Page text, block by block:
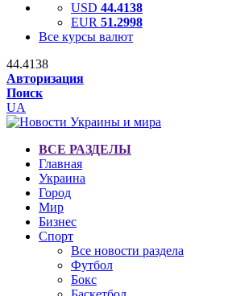
USD 44.4138
EUR 51.2998
Все курсы валют
44.4138
Авторизация
Поиск
UA
ВСЕ РАЗДЕЛЫ
Главная
Украина
Город
Мир
Бизнес
Спорт
Все новости раздела
Футбол
Бокс